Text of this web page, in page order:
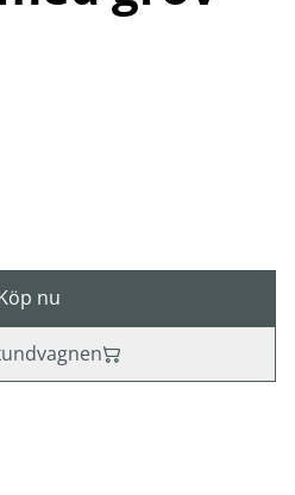
nu